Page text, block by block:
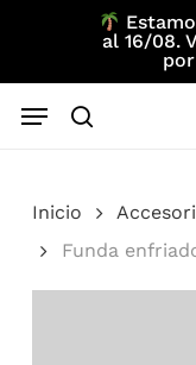
content
al 16/08.
Menu
Inicio
Funda